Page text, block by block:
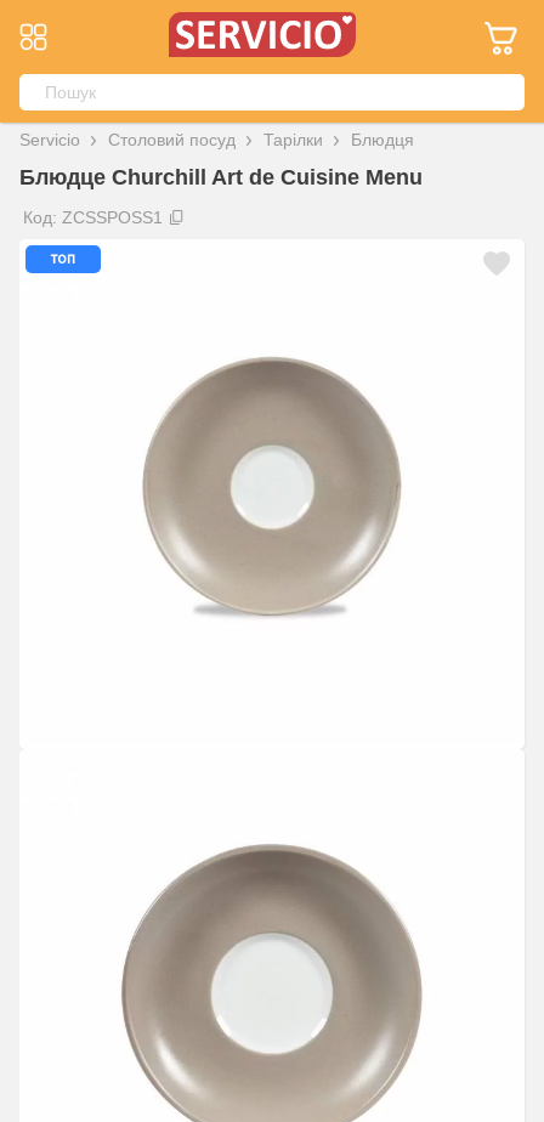
Servicio Столовий посуд Тарілки Блюдця
Блюдце Churchill Art de Cuisine Menu
Код: ZCSSPOSS1
топ